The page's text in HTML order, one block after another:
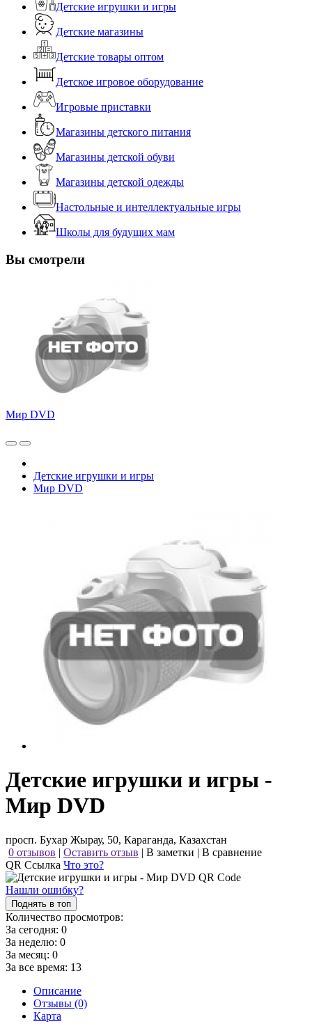
Детские игрушки и игры
Детские магазины
Детские товары оптом
Детское игровое оборудование
Игровые приставки
Магазины детского питания
Магазины детской обуви
Магазины детской одежды
Настольные и интеллектуальные игры
Школы для будущих мам
Вы смотрели
Мир DVD
Детские игрушки и игры
Мир DVD
Детские игрушки и игры -
Мир DVD
просп. Бухар Жырау, 50, Караганда, Казахстан
0 отзывов | Оставить отзыв | В заметки | В сравнение
QR Ссылка Что это?
Нашли ошибку?
Поднять в топ
Количество просмотров:
За сегодня: 0
За неделю: 0
За месяц: 0
За все время: 13
Описание
Отзывы (0)
Карта